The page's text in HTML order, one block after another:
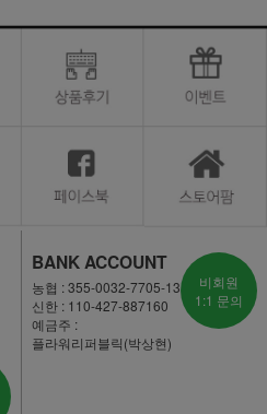
BANK ACCOUNT
농협 : 355-0032-7705-13
신한 : 110-427-887160
예금주 :
플라워리퍼블릭(박상현)
비회원
1:1 문의